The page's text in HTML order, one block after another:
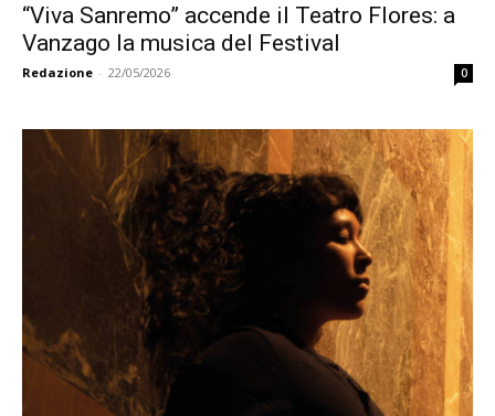
“Viva Sanremo” accende il Teatro Flores: a
Vanzago la musica del Festival
Redazione - 22/05/2026 0